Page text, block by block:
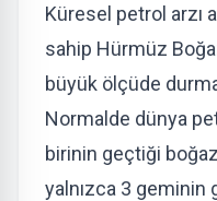
Küresel petrol arzı
sahip Hürmüz
büyük ölçüde
Normalde dünya
birinin geçtiği
yalnızca 3 geminin